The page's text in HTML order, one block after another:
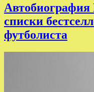
Автобиография
списки
футболиста